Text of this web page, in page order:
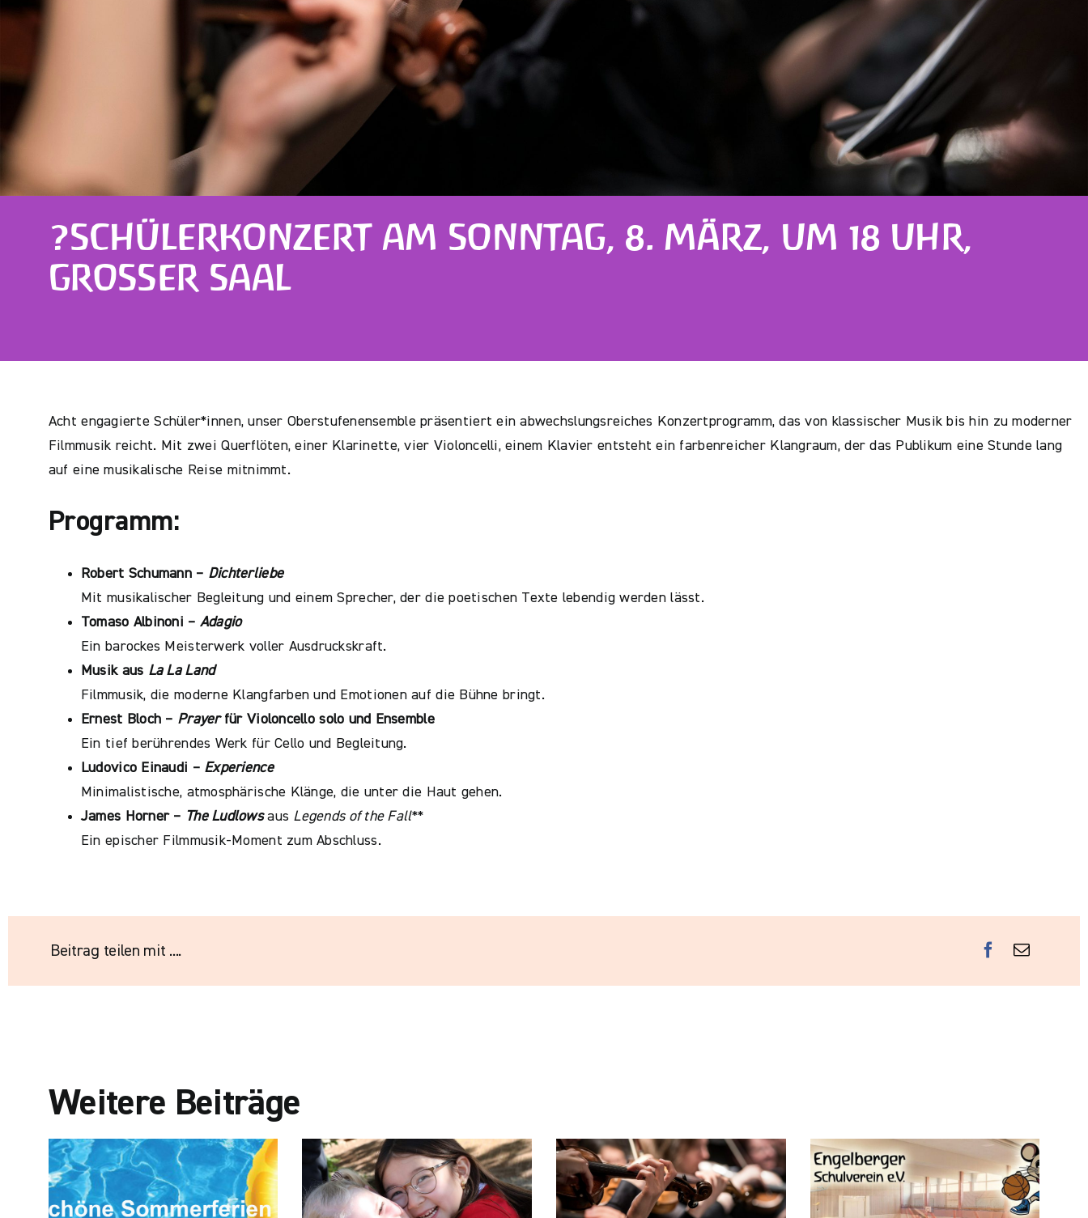
?SCHÜLERKONZERT AM SONNTAG, 8. MÄRZ, UM 18 UHR,
GROSSER SAAL
Acht engagierte Schüler*innen, unser Oberstufenensemble präsentiert ein abwechslungsreiches Konzertprogramm, das von klassischer Musik bis hin zu moderner
Filmmusik reicht. Mit zwei Querflöten, einer Klarinette, vier Violoncelli, einem Klavier entsteht ein farbenreicher Klangraum, der das Publikum eine Stunde lang
auf eine musikalische Reise mitnimmt.
Programm:
Robert Schumann – Dichterliebe
Mit musikalischer Begleitung und einem Sprecher, der die poetischen Texte lebendig werden lässt.
Tomaso Albinoni – Adagio
Ein barockes Meisterwerk voller Ausdruckskraft.
Musik aus La La Land
Filmmusik, die moderne Klangfarben und Emotionen auf die Bühne bringt.
Ernest Bloch – Prayerfür Violoncello solo und Ensemble
Ein tief berührendes Werk für Cello und Begleitung.
Ludovico Einaudi – Experience
Minimalistische, atmosphärische Klänge, die unter die Haut gehen.
James Horner – The Ludlowsaus Legends of the Fall**
Ein epischer Filmmusik-Moment zum Abschluss.
Beitrag teilen mit ....
Weitere Beiträge